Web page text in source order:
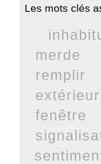
Les mots clés
merde
remplir
extérieur
fenêtre